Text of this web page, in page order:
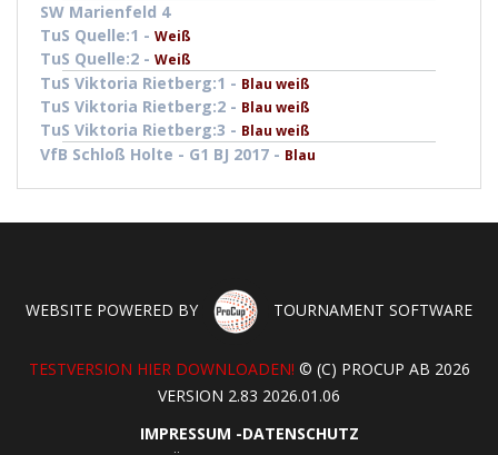
SW Marienfeld 4
TuS Quelle:1 - Weiß
TuS Quelle:2 - Weiß
TuS Viktoria Rietberg:1 - Blau weiß
TuS Viktoria Rietberg:2 - Blau weiß
TuS Viktoria Rietberg:3 - Blau weiß
VfB Schloß Holte - G1 BJ 2017 - Blau
WEBSITE POWERED BY TOURNAMENT SOFTWARE
TESTVERSION HIER DOWNLOADEN! © (C) PROCUP AB 2026
VERSION 2.83 2026.01.06
IMPRESSUM -DATENSCHUTZ